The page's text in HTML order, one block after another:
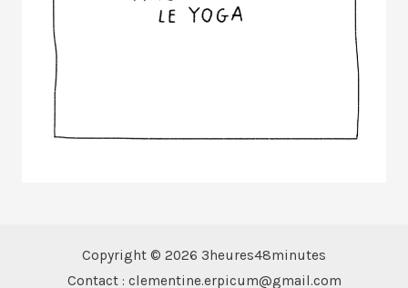
Copyright © 2026 3heures48minutes
Contact : clementine.erpicum@gmail.com